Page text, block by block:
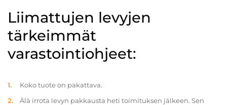
Liimattujen levyjen
tärkeimmät
varastointiohjeet:
Koko tuote on pakattava.
Älä irrota levyn pakkausta heti toimituksen jälkeen. Sen